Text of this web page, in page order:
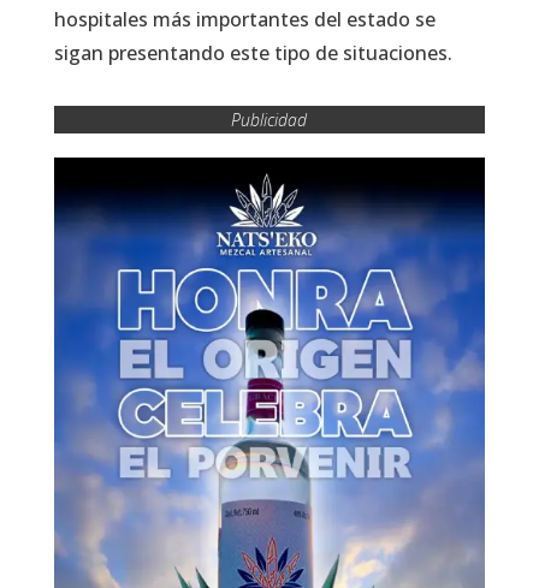
hospitales más importantes del estado se
sigan presentando este tipo de situaciones.
Publicidad